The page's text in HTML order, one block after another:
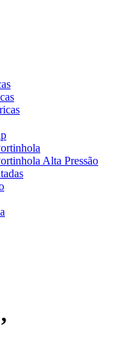
Alta Pressão